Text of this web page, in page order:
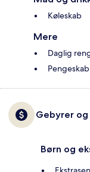
Køleskab
Mere
Daglig
Pengeskab
Gebyrer
Børn og